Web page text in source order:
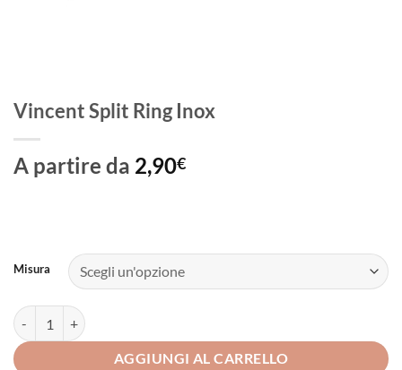
Vincent Split Ring Inox
A partire da 2,90€
Misura
Vincent Split Ring Inox quantità
AGGIUNGI AL CARRELLO